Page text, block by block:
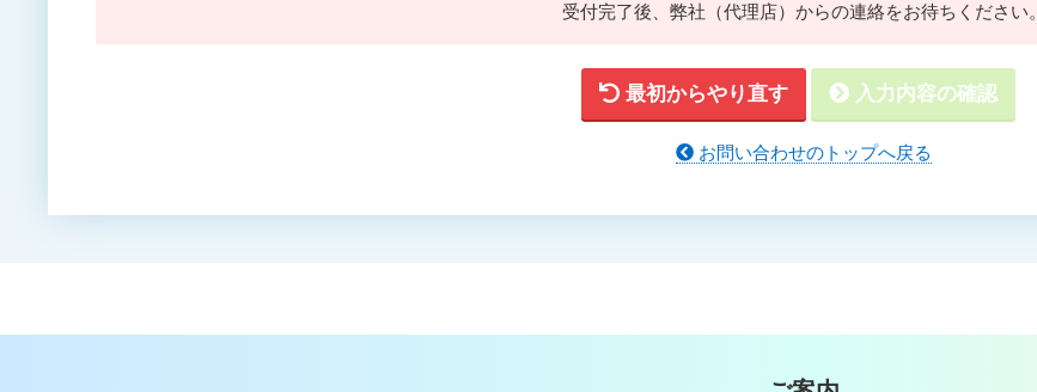
受付完了後、弊社（代理店）からの連絡をお待ちください。
最初からやり直す 入力内容の確認
お問い合わせのトップへ戻る